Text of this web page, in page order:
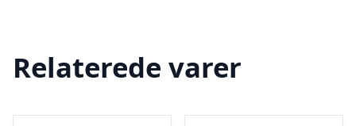
Relaterede varer